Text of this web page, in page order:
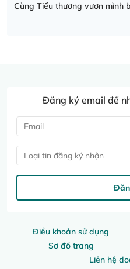
Cùng Tiểu thương vươn mình
Điều khoản sử dụng
Sơ đồ trang
Liên hệ
Đăng ký email để
Loại tin đăng ký nhận